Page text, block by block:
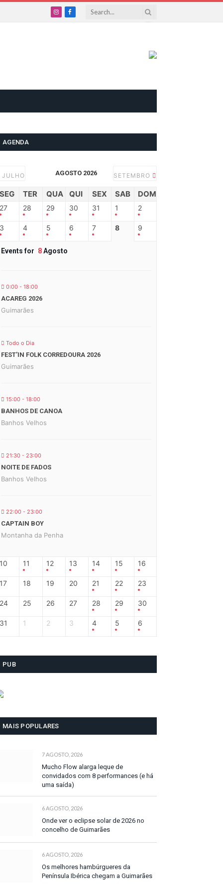
InstagramFacebook
AGENDA
JULHO AGOSTO 2026 SETEMBRO
SEG TER QUA QUI SEX SAB DOM
27 28 29 30 31 1 2
3 4 5 6 7 8 9
Events for 8Agosto
0:00 - 18:00
ACAREG 2026
Guimarães
Todo o Dia
FEST’IN FOLK CORREDOURA 2026
Guimarães
15:00 - 18:00
BANHOS DE CANOA
Banhos Velhos
21:30 - 23:00
NOITE DE FADOS
Banhos Velhos
22:00 - 23:00
CAPTAIN BOY
Montanha da Penha
10 11 12 13 14 15 16
17 18 19 20 21 22 23
24 25 26 27 28 29 30
31 1 2 3 4 5 6
PUB
MAIS POPULARES
7 AGOSTO, 2026
Mucho Flow alarga leque de
convidados com 8 performances (e há
uma saída)
6 AGOSTO, 2026
Onde ver o eclipse solar de 2026 no
concelho de Guimarães
6 AGOSTO, 2026
Os melhores hambúrgueres da
Península Ibérica chegam a Guimarães